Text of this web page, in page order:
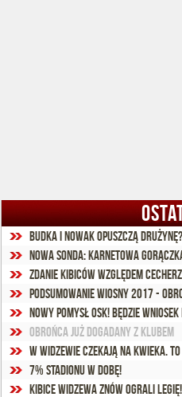
Budka i Nowak opuszczą drużynę?
Nowa sonda: Karnetowa
Zdanie kibiców względem
Podsumowanie wiosny 2017 -
Nowy pomysł OSK! Będzie wniosek
Obrońca już dogadany z klubem
W Widzewie czekają na Kwieka.
7% stadionu w dobę!
Kibice Widzewa znów ograli Legię!